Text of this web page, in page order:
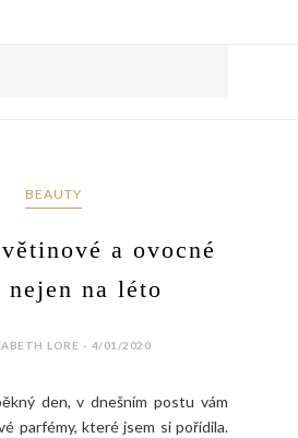
BEAUTY
a ovocné
nejen na léto
LORE - 4/01/2020
den, v dnešním postu vám
parfémy, které jsem si pořídila.